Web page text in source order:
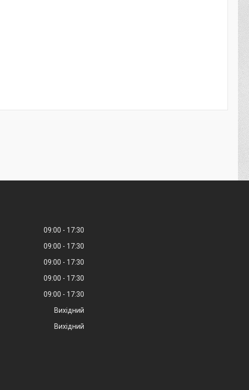
09:00
17:30
09:00
17:30
09:00
17:30
09:00
17:30
09:00
17:30
Вихідний
Вихідний